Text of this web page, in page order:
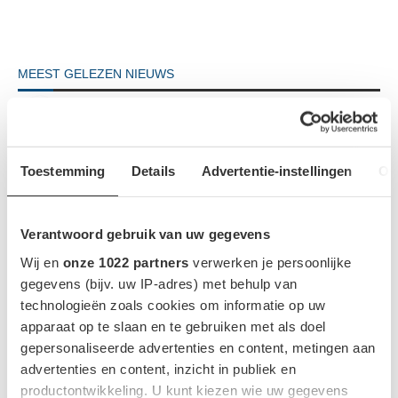
Toestemming Details Advertentie-instellingen
Verantwoord gebruik van uw gegevens
Wij en onze 1022 partners verwerken je persoonlijke
gegevens (bijv. uw IP-adres) met behulp van
technologieën zoals cookies om informatie op uw
apparaat op te slaan en te gebruiken met als doel
gepersonaliseerde advertenties en content, metingen aan
advertenties en content, inzicht in publiek en
productontwikkeling. U kunt kiezen wie uw gegevens
MEEST GELEZEN NIEUWS
Tesla komt met Grok-update in Europa: zo werkt
de AI-assistent in Model 3 en Model Y